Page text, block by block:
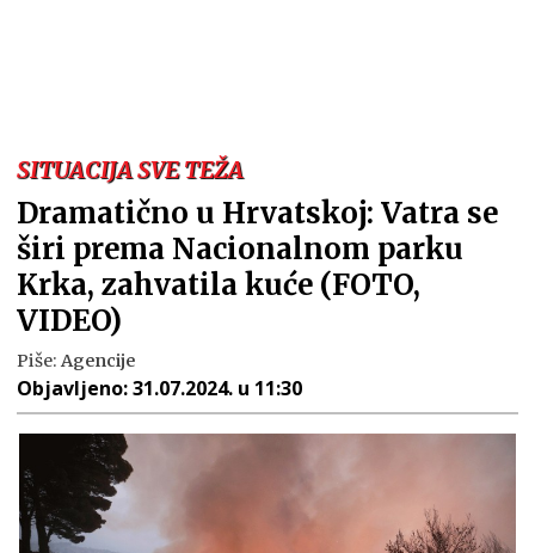
SITUACIJA SVE TEŽA
Dramatično u Hrvatskoj: Vatra se
širi prema Nacionalnom parku
Krka, zahvatila kuće (FOTO,
VIDEO)
Piše: Agencije
Objavljeno:31.07.2024. u 11:30